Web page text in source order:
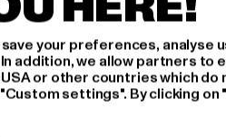
Art.Nr: TB2065-00707
Hersteller: TB
Dr.-Robert-Murjahn-
your preferences, analyse
addition, we allow partners to
or other countries which do
settings". By clicking